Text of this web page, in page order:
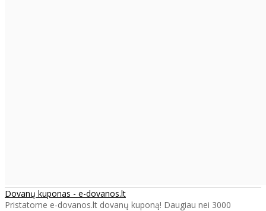
Dovanų kuponas - e-dovanos.lt
Pristatome e-dovanos.lt dovanų kuponą! Daugiau nei 3000